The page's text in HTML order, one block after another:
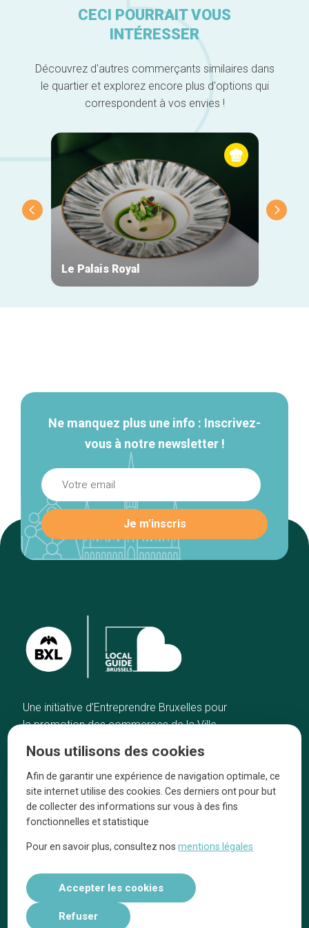
CECI POURRAIT VOUS
INTÉRESSER
Découvrez d'autres commerçants similaires dans
le quartier et explorez encore plus d'options qui
correspondent à vos envies !
Le Palais Royal
Ne manquez plus une info : Inscrivez-
vous à notre newsletter !
Une initiative d’Entreprendre Bruxelles pour
la promotion des commerces de la Ville
Accueil
Bonnes adresses
Quartiers
Blog
Tops 10
Artisans
A propos
On parle de nous
Nous utilisons des cookies
Afin de garantir une expérience de navigation optimale, ce
site internet utilise des cookies. Ces derniers ont pour but
de collecter des informations sur vous à des fins
fonctionnelles et statistique
Pour en savoir plus, consultez nosmentions légales
Accepter les cookies
Refuser